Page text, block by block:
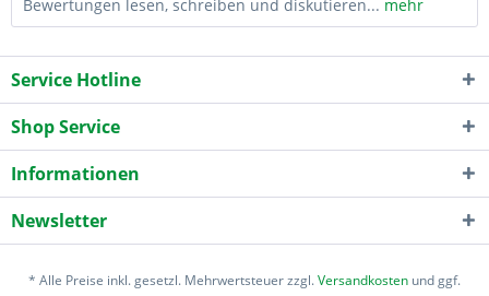
Bewertungen lesen, schreiben und diskutieren... mehr
Service Hotline
Shop Service
Informationen
Newsletter
* Alle Preise inkl. gesetzl. Mehrwertsteuer zzgl.Versandkosten und ggf.